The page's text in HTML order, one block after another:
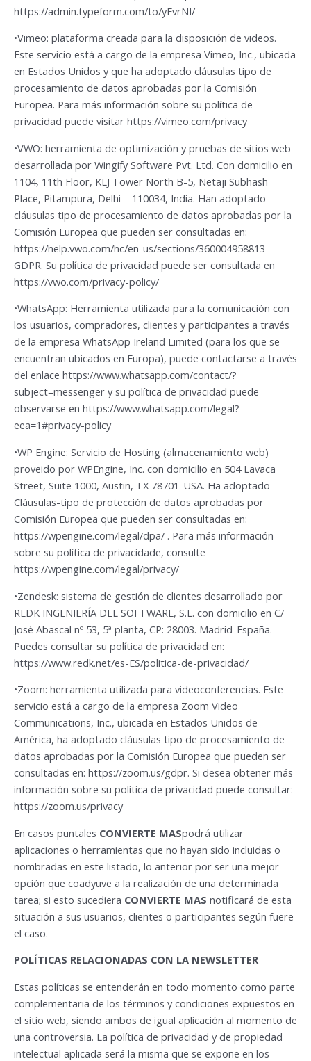
https://admin.typeform.com/to/yFvrNI/
•Vimeo: plataforma creada para la disposición de videos.
Este servicio está a cargo de la empresa Vimeo, Inc., ubicada
en Estados Unidos y que ha adoptado cláusulas tipo de
procesamiento de datos aprobadas por la Comisión
Europea. Para más información sobre su política de
privacidad puede visitar https://vimeo.com/privacy
•VWO: herramienta de optimización y pruebas de sitios web
desarrollada por Wingify Software Pvt. Ltd. Con domicilio en
1104, 11th Floor, KLJ Tower North B-5, Netaji Subhash
Place, Pitampura, Delhi – 110034, India. Han adoptado
cláusulas tipo de procesamiento de datos aprobadas por la
Comisión Europea que pueden ser consultadas en:
https://help.vwo.com/hc/en-us/sections/360004958813-
GDPR. Su política de privacidad puede ser consultada en
https://vwo.com/privacy-policy/
•WhatsApp: Herramienta utilizada para la comunicación con
los usuarios, compradores, clientes y participantes a través
de la empresa WhatsApp Ireland Limited (para los que se
encuentran ubicados en Europa), puede contactarse a través
del enlace https://www.whatsapp.com/contact/?
subject=messenger y su política de privacidad puede
observarse en https://www.whatsapp.com/legal?
eea=1#privacy-policy
•WP Engine: Servicio de Hosting (almacenamiento web)
proveido por WPEngine, Inc. con domicilio en 504 Lavaca
Street, Suite 1000, Austin, TX 78701-USA. Ha adoptado
Cláusulas-tipo de protección de datos aprobadas por
Comisión Europea que pueden ser consultadas en:
https://wpengine.com/legal/dpa/ . Para más información
sobre su política de privacidade, consulte
https://wpengine.com/legal/privacy/
•Zendesk: sistema de gestión de clientes desarrollado por
REDK INGENIERÍA DEL SOFTWARE, S.L. con domicilio en C/
José Abascal nº 53, 5ª planta, CP: 28003. Madrid-España.
Puedes consultar su política de privacidad en:
https://www.redk.net/es-ES/politica-de-privacidad/
•Zoom: herramienta utilizada para videoconferencias. Este
servicio está a cargo de la empresa Zoom Video
Communications, Inc., ubicada en Estados Unidos de
América, ha adoptado cláusulas tipo de procesamiento de
datos aprobadas por la Comisión Europea que pueden ser
consultadas en: https://zoom.us/gdpr. Si desea obtener más
información sobre su política de privacidad puede consultar:
https://zoom.us/privacy
En casos puntales CONVIERTE MASpodrá utilizar
aplicaciones o herramientas que no hayan sido incluidas o
nombradas en este listado, lo anterior por ser una mejor
opción que coadyuve a la realización de una determinada
tarea; si esto sucediera CONVIERTE MAS notificará de esta
situación a sus usuarios, clientes o participantes según fuere
el caso.
POLÍTICAS RELACIONADAS CON LA NEWSLETTER
Estas políticas se entenderán en todo momento como parte
complementaria de los términos y condiciones expuestos en
el sitio web, siendo ambos de igual aplicación al momento de
una controversia. La política de privacidad y de propiedad
intelectual aplicada será la misma que se expone en los